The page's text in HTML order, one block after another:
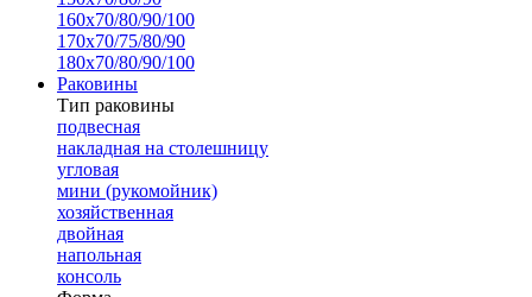
160х70/80/90/100
170х70/75/80/90
180х70/80/90/100
Раковины
Тип раковины
подвесная
накладная на столешницу
угловая
мини (рукомойник)
хозяйственная
двойная
напольная
консоль